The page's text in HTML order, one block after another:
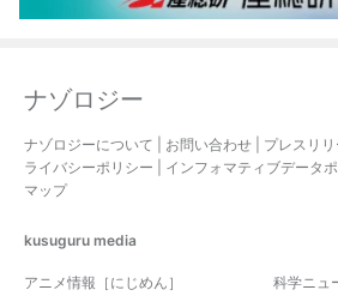
ナゾロジー
ナゾロジーについて お問い合わせ プレスリ
ライバシーポリシー
インフォマティブデータ
マップ
kusuguru media
アニメ情報［にじめん］ 科学ニュ